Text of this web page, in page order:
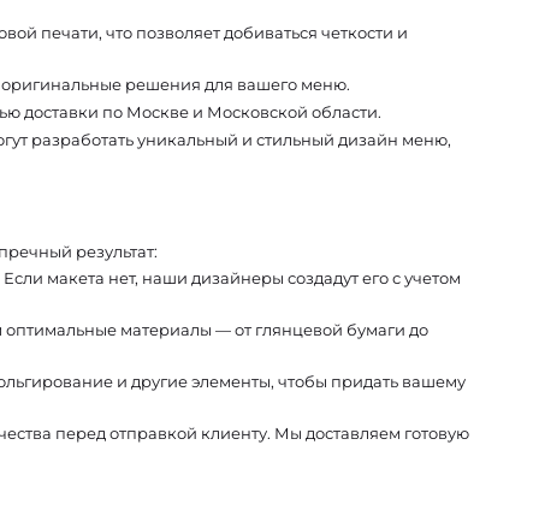
печати, что позволяет добиваться четкости и
решения для вашего меню.
доставки по Москве и Московской области.
разработать уникальный и стильный дизайн меню,
результат:
макета нет, наши дизайнеры создадут его с учетом
материалы — от глянцевой бумаги до
и другие элементы, чтобы придать вашему
перед отправкой клиенту. Мы доставляем готовую